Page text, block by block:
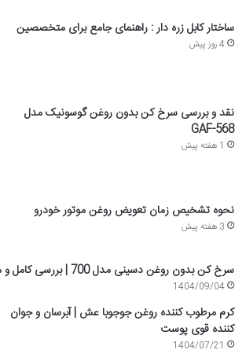
ساختار کابل زره دار : راهنمای جامع برای متخصصین
4 روز پیش
نقد و بررسی سرخ کن بدون روغن گوسونیک مدل
GAF-568
1 هفته پیش
نحوه تشخیص زمان تعویض روغن موتور خودرو
3 هفته پیش
سرخ کن بدون روغن دسینی مدل 700 | بررسی کامل و مشخصات
1404/09/04
کرم مرطوب کننده روغن جوجوبا عش | آبرسان و جوان
کننده قوی پوست
1404/07/21